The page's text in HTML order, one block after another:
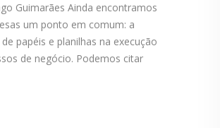
Guimarães Ainda encontramos
um ponto em comum: a
papéis e planilhas na execução
de negócio. Podemos citar